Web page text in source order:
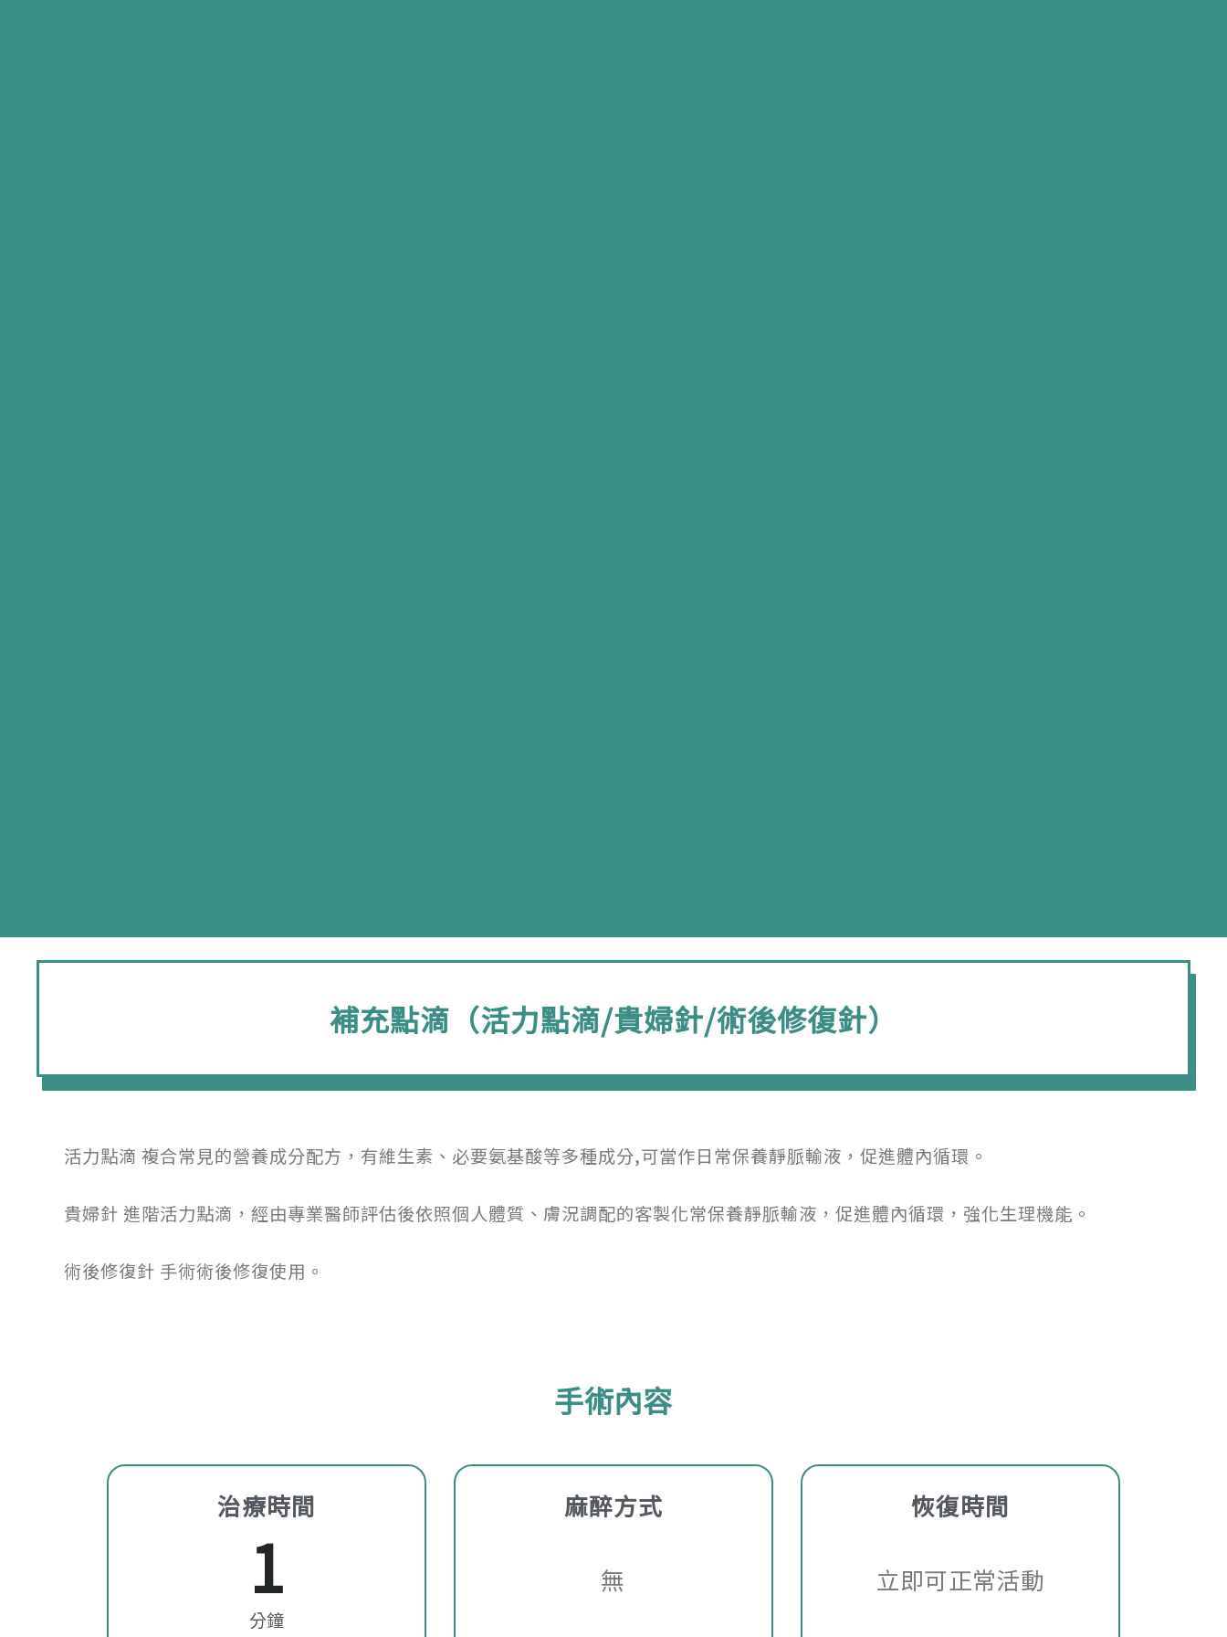
補充點滴（活力點滴/貴婦針/術後修復針）
活力點滴 複合常見的營養成分配方，有維生素、必要氨基酸等多種成分,可當作日常保養靜脈輸液，促進體內循環。
貴婦針 進階活力點滴，經由專業醫師評估後依照個人體質、膚況調配的客製化常保養靜脈輸液，促進體內循環，強化生理機能。
術後修復針 手術術後修復使用。
手術內容
治療時間
1
分鐘
麻醉方式
無
恢復時間
立即可正常活動